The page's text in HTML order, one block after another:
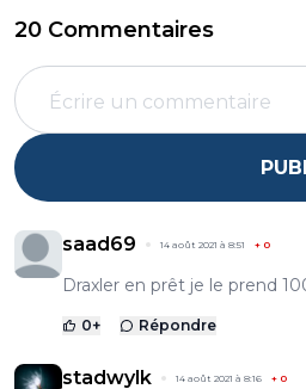
20 Commentaires
saad69 14 août 2021 à 8:51 + 0
Draxler en prêt je le prend
0+ Répondre
stadwylk 14 août 2021 à 8:16 + 0